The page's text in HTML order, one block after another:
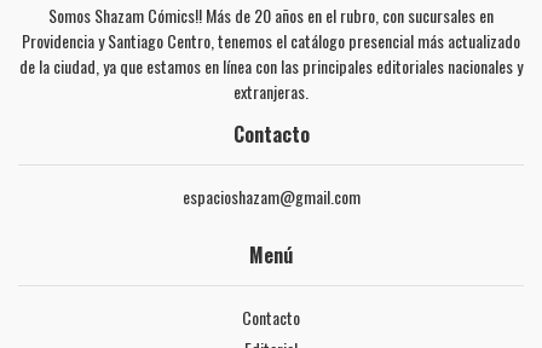
Somos Shazam Cómics!! Más de 20 años en el rubro, con sucursales en
Providencia y Santiago Centro, tenemos el catálogo presencial más actualizado
de la ciudad, ya que estamos en línea con las principales editoriales nacionales y
extranjeras.
Contacto
espacioshazam@gmail.com
Menú
Contacto